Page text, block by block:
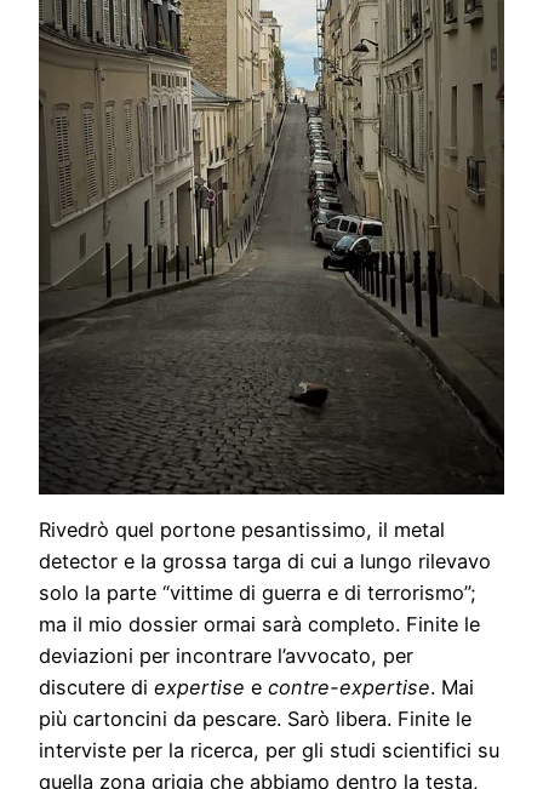
Rivedrò quel portone pesantissimo, il metal
detector e la grossa targa di cui a lungo rilevavo
solo la parte “vittime di guerra e di terrorismo”;
ma il mio dossier ormai sarà completo. Finite le
deviazioni per incontrare l’avvocato, per
discutere di expertise e contre-expertise. Mai
più cartoncini da pescare. Sarò libera. Finite le
interviste per la ricerca, per gli studi scientifici su
quella zona grigia che abbiamo dentro la testa,